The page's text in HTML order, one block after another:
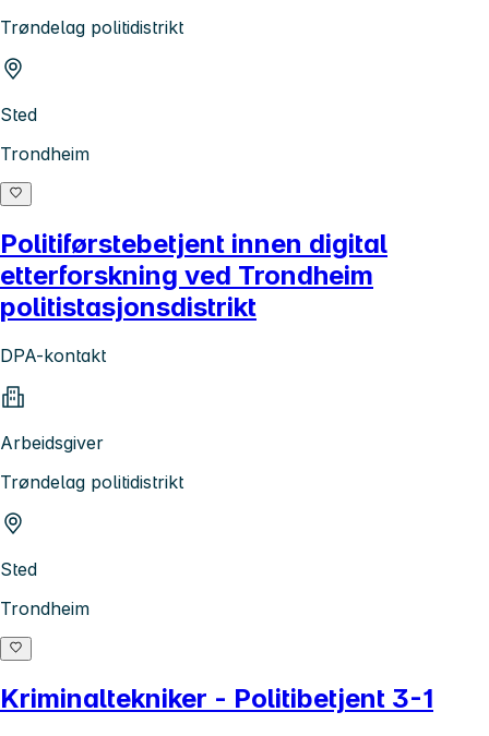
Trøndelag politidistrikt
Sted
Trondheim
Politiførstebetjent innen digital
etterforskning ved Trondheim
politistasjonsdistrikt
DPA-kontakt
Arbeidsgiver
Trøndelag politidistrikt
Sted
Trondheim
Kriminaltekniker - Politibetjent 3-1